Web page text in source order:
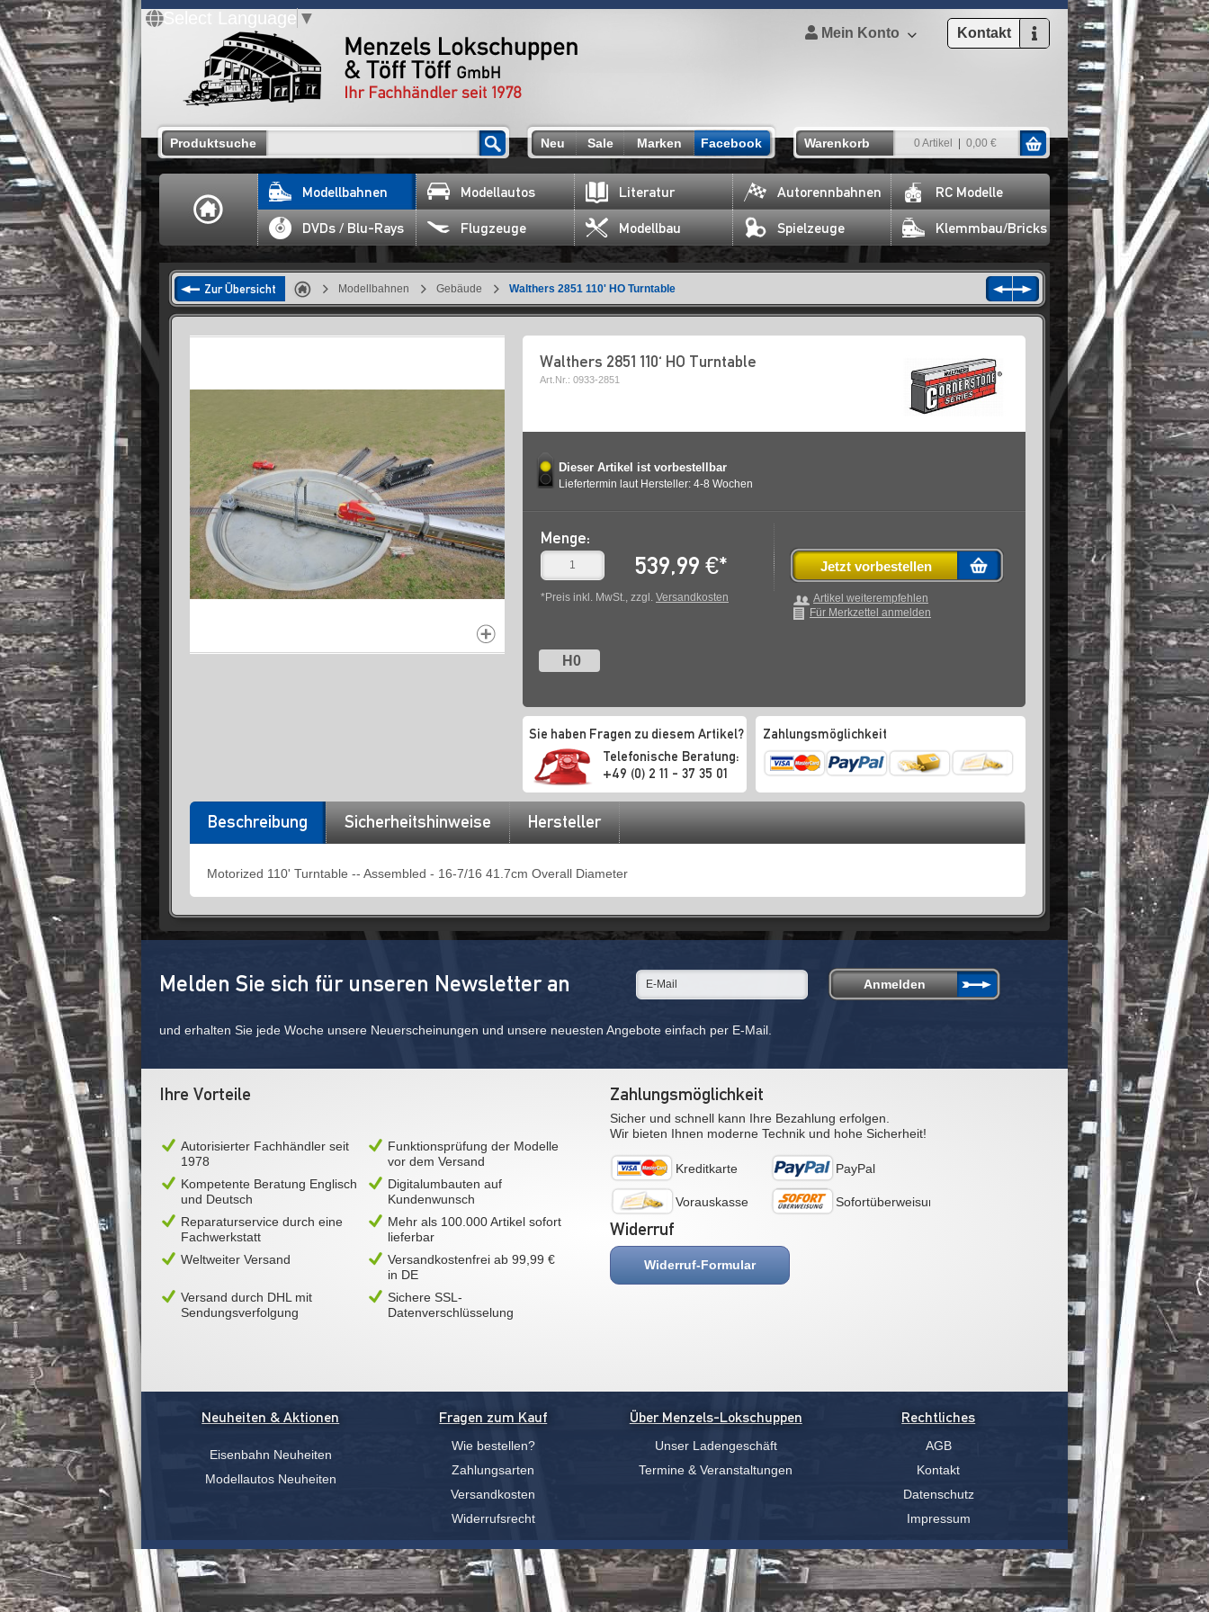
Select Language ▼
Mein Konto Kontakt
Produktsuche Neu Sale Marken Facebook Warenkorb 0 Artikel 0,00 €
Modellbahnen Modellautos Literatur Autorennbahnen RC Modelle
DVDs / Blu-Rays Flugzeuge Modellbau Spielzeuge Klemmbau/Bricks
Zur Übersicht Modellbahnen Gebäude Walthers 2851 110' HO Turntable
Walthers 2851 110' HO Turntable
Art.Nr.: 0933-2851
Dieser Artikel ist vorbestellbar
Liefertermin laut Hersteller: 4-8 Wochen
Menge:
539,99 €*
*Preis inkl. MwSt., zzgl. Versandkosten
Jetzt vorbestellen
Artikel weiterempfehlen
Für Merkzettel anmelden
H0
Sie haben Fragen zu diesem Artikel?
Telefonische Beratung:
+49 (0) 2 11 - 37 35 01
Zahlungsmöglichkeit
Beschreibung Sicherheitshinweise Hersteller
Motorized 110' Turntable -- Assembled - 16-7/16 41.7cm Overall Diameter
Melden Sie sich für unseren Newsletter an
und erhalten Sie jede Woche unsere Neuerscheinungen und unsere neuesten Angebote einfach per E-Mail.
Ihre Vorteile
Autorisierter Fachhändler seit
1978
Funktionsprüfung der Modelle
vor dem Versand
Kompetente Beratung Englisch
und Deutsch
Digitalumbauten auf
Kundenwunsch
Reparaturservice durch eine
Fachwerkstatt
Mehr als 100.000 Artikel sofort
lieferbar
Weltweiter Versand
Versandkostenfrei ab 99,99 €
in DE
Versand durch DHL mit
Sendungsverfolgung
Sichere SSL-
Datenverschlüsselung
Zahlungsmöglichkeit
Sicher und schnell kann Ihre Bezahlung erfolgen.
Wir bieten Ihnen moderne Technik und hohe Sicherheit!
Kreditkarte PayPal
Vorauskasse Sofortüberweisung
Widerruf
Widerruf-Formular
Neuheiten & Aktionen
Eisenbahn Neuheiten
Modellautos Neuheiten
Fragen zum Kauf
Wie bestellen?
Zahlungsarten
Versandkosten
Widerrufsrecht
Über Menzels-Lokschuppen
Unser Ladengeschäft
Termine & Veranstaltungen
Rechtliches
AGB
Kontakt
Datenschutz
Impressum